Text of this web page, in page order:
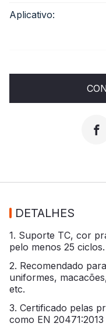
Aplicativo:
DETALHES
1. Suporte TC, cor
pelo menos 25 ciclos.
2. Recomendado
uniformes,
etc.
3. Certificado pelas
como EN